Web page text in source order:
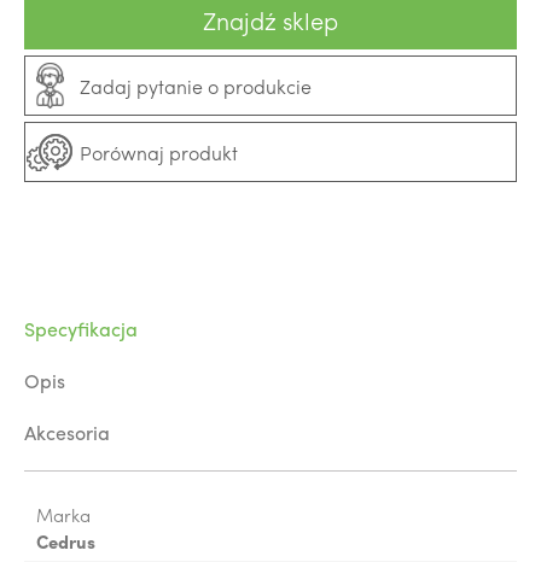
Znajdź sklep
Zadaj pytanie o produkcie
Porównaj produkt
Specyfikacja
Opis
Akcesoria
Marka
Cedrus